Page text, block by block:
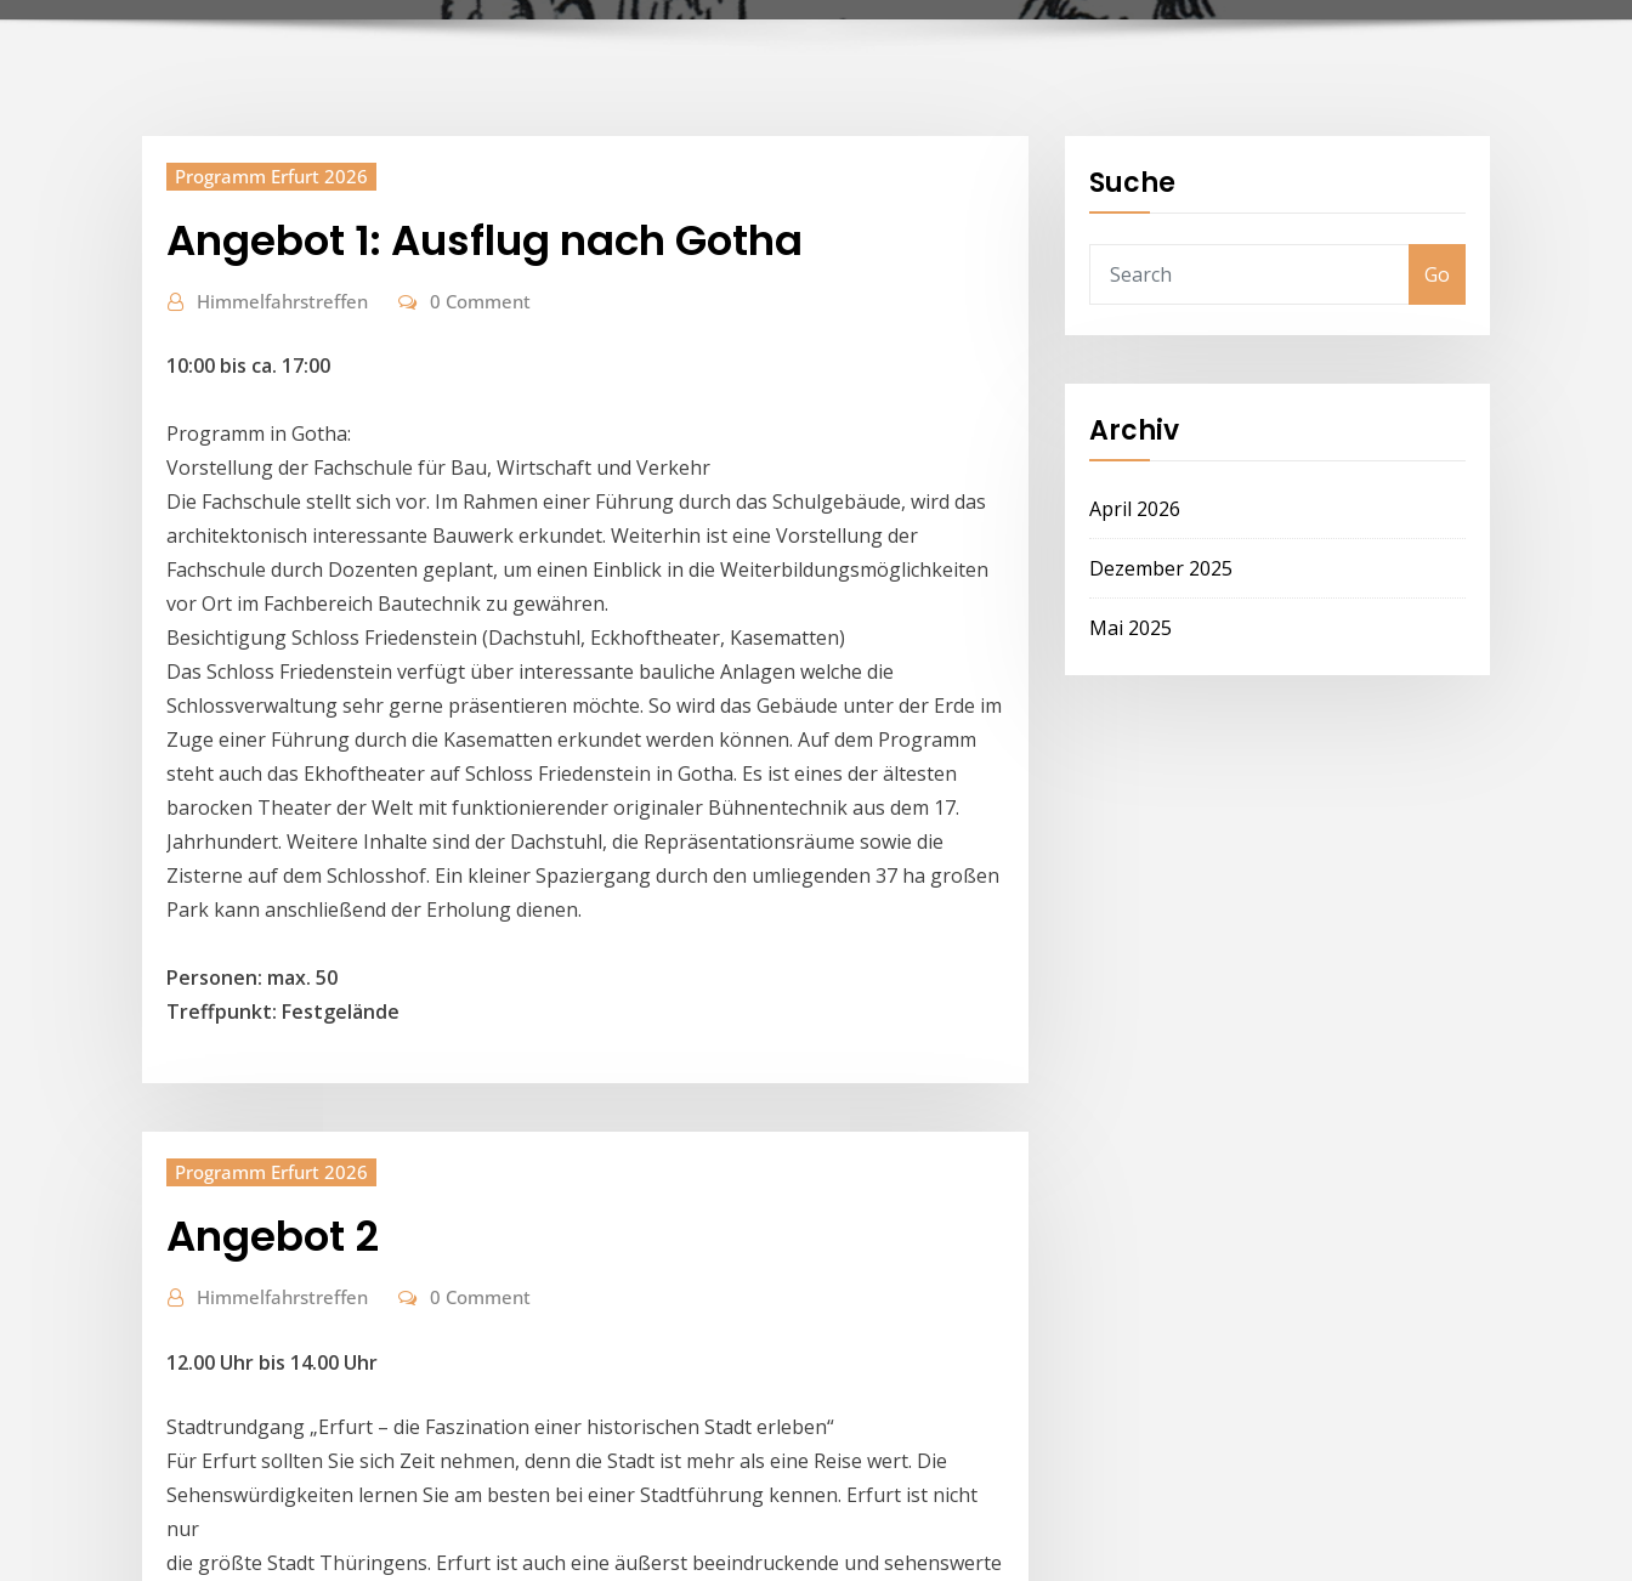
Programm Erfurt 2026
Angebot 1: Ausflug nach Gotha
Himmelfahrstreffen 0 Comment
10:00 bis ca. 17:00
Programm in Gotha:
Vorstellung der Fachschule für Bau, Wirtschaft und Verkehr
Die Fachschule stellt sich vor. Im Rahmen einer Führung durch das Schulgebäude, wird das
architektonisch interessante Bauwerk erkundet. Weiterhin ist eine Vorstellung der
Fachschule durch Dozenten geplant, um einen Einblick in die Weiterbildungsmöglichkeiten
vor Ort im Fachbereich Bautechnik zu gewähren.
Besichtigung Schloss Friedenstein (Dachstuhl, Eckhoftheater, Kasematten)
Das Schloss Friedenstein verfügt über interessante bauliche Anlagen welche die
Schlossverwaltung sehr gerne präsentieren möchte. So wird das Gebäude unter der Erde im
Zuge einer Führung durch die Kasematten erkundet werden können. Auf dem Programm
steht auch das Ekhoftheater auf Schloss Friedenstein in Gotha. Es ist eines der ältesten
barocken Theater der Welt mit funktionierender originaler Bühnentechnik aus dem 17.
Jahrhundert. Weitere Inhalte sind der Dachstuhl, die Repräsentationsräume sowie die
Zisterne auf dem Schlosshof. Ein kleiner Spaziergang durch den umliegenden 37 ha großen
Park kann anschließend der Erholung dienen.
Personen: max. 50
Treffpunkt: Festgelände
Programm Erfurt 2026
Angebot 2
Himmelfahrstreffen 0 Comment
12.00 Uhr bis 14.00 Uhr
Stadtrundgang „Erfurt – die Faszination einer historischen Stadt erleben“
Für Erfurt sollten Sie sich Zeit nehmen, denn die Stadt ist mehr als eine Reise wert. Die
Sehenswürdigkeiten lernen Sie am besten bei einer Stadtführung kennen. Erfurt ist nicht
nur
die größte Stadt Thüringens. Erfurt ist auch eine äußerst beeindruckende und sehenswerte
Suche
Go
Archiv
April 2026
Dezember 2025
Mai 2025